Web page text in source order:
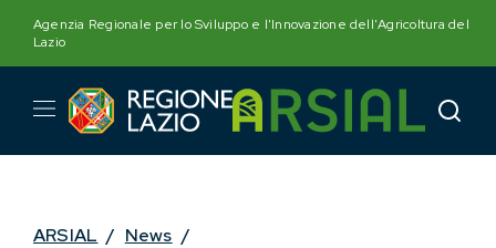
content
Agenzia Regionale per lo Sviluppo e l'Innovazione dell'Agricoltura del
Lazio
ARSIAL / News /